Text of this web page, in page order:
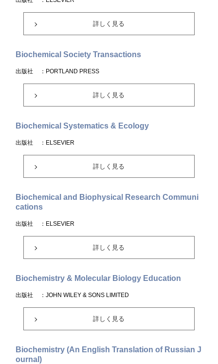
詳しく見る
Biochemical Society Transactions
出版社 ：PORTLAND PRESS
詳しく見る
Biochemical Systematics & Ecology
出版社 ：ELSEVIER
詳しく見る
Biochemical and Biophysical Research Communi
cations
出版社 ：ELSEVIER
詳しく見る
Biochemistry & Molecular Biology Education
出版社 ：JOHN WILEY & SONS LIMITED
詳しく見る
Biochemistry (An English Translation of Russian J
ournal)